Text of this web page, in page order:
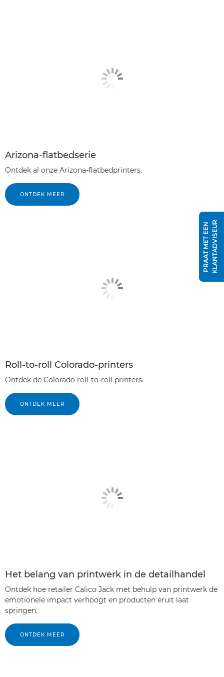
Arizona-flatbedserie
Ontdek al onze Arizona-flatbedprinters.
ONTDEK MEER
Roll-to-roll Colorado-printers
Ontdek de Colorado roll-to-roll printers.
ONTDEK MEER
Het belang van printwerk in de detailhandel
Ontdek hoe retailer Calico Jack met behulp van printwerk de
emotionele impact verhoogt en producten eruit laat
springen.
ONTDEK MEER
P
R
A
A
T
M
E
T
E
E
N
K
L
A
N
T
A
D
V
I
S
E
UR